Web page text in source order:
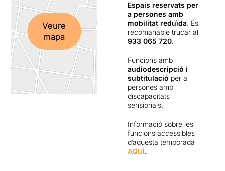
Veure
mapa
Espais reservats per
a persones amb
mobilitat reduïda. És
recomanable trucar al
933 065 720.
Funcions amb
audiodescripció i
subtitulació per a
persones amb
discapacitats
sensiorials.
Informació sobre les
funcions accessibles
d’aquesta temporada
AQUÍ.